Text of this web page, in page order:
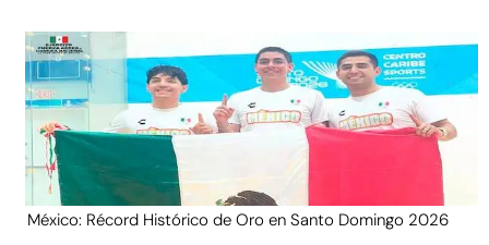
México: Récord Histórico de Oro en Santo Domingo 2026